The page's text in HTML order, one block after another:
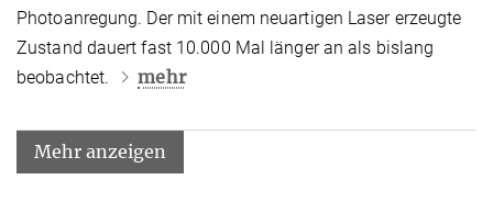
Photoanregung. Der mit einem neuartigen Laser erzeugte
Zustand dauert fast 10.000 Mal länger an als bislang
beobachtet.
mehr
Mehr anzeigen